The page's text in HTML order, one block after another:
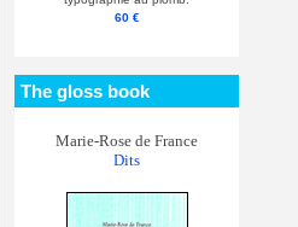
60 €
The gloss book
Marie-Rose de France
Dits